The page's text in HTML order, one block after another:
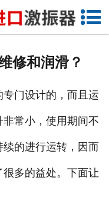
首页
联系高科
修和润滑？
门设计的，而且运
常小，使用期间不
的进行运转，因而
多的益处。下面让